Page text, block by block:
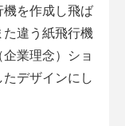
機を作成し飛ば
違う紙飛行機
業理念）ショ
デザインにし